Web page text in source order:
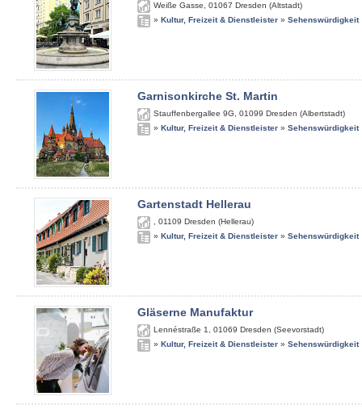
Weiße Gasse 01067 Dresden (Altstadt)
» Kultur, Freizeit & Dienstleister » Sehenswürdigkeit
Garnisonkirche St. Martin
Stauffenbergallee 9G 01099 Dresden (Albertstadt)
» Kultur, Freizeit & Dienstleister » Sehenswürdigkeit
Gartenstadt Hellerau
01109 Dresden (Hellerau)
» Kultur, Freizeit & Dienstleister » Sehenswürdigkeit
Gläserne Manufaktur
Lennéstraße 1 01069 Dresden (Seevorstadt)
» Kultur, Freizeit & Dienstleister » Sehenswürdigkeit